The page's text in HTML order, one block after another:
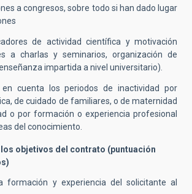
a congresos, sobre todo si han dado lugar
de actividad científica y motivación
a charlas y seminarios, organización de
impartida a nivel universitario).
cuenta los periodos de inactividad por
de cuidado de familiares, o de maternidad
o por formación o experiencia profesional
del conocimiento.
objetivos del contrato (puntuación
formación y experiencia del solicitante al